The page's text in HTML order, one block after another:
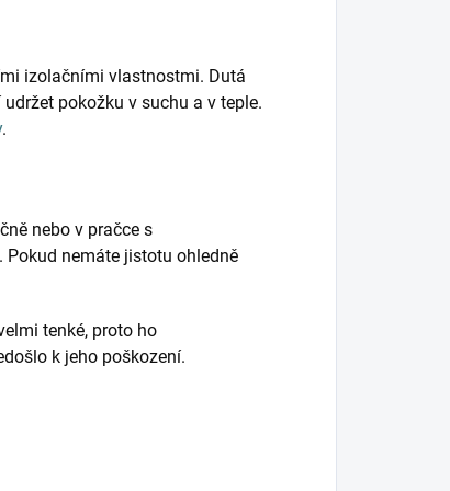
izolačními vlastnostmi. Dutá
pokožku v suchu a v teple.
.
nebo v pračce s
Pokud nemáte jistotu ohledně
tenké, proto ho
k jeho poškození.